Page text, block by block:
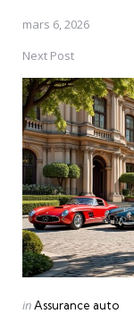
mars 6, 2026
Next Post
Posted
inAssurance auto